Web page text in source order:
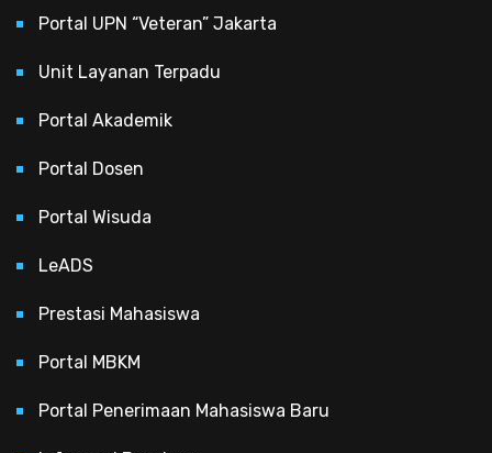
Portal UPN “Veteran” Jakarta
Unit Layanan Terpadu
Portal Akademik
Portal Dosen
Portal Wisuda
LeADS
Prestasi Mahasiswa
Portal MBKM
Portal Penerimaan Mahasiswa Baru